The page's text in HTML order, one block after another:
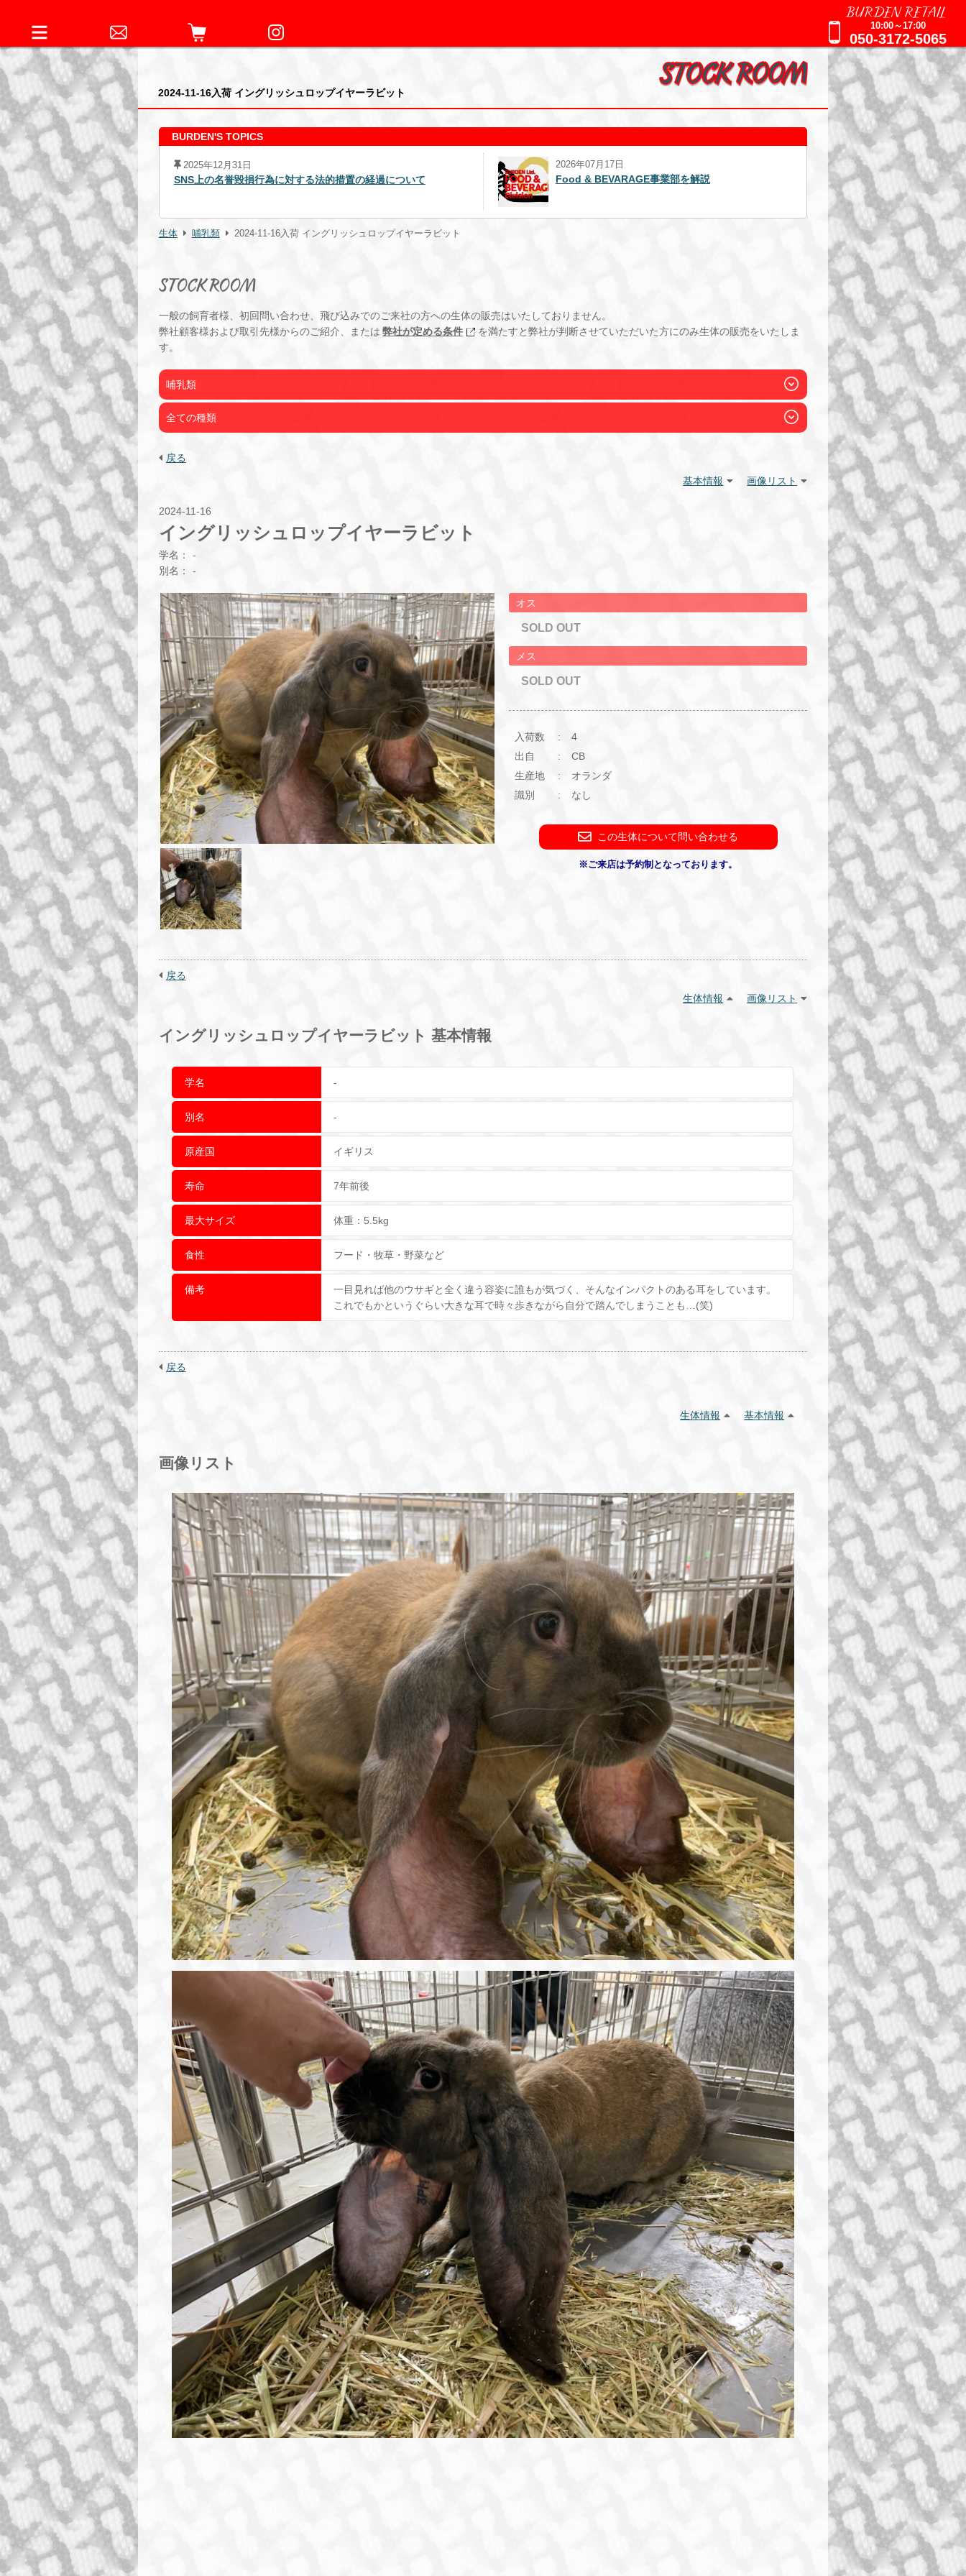
2024-11-16入荷 イングリッシュロップイヤーラビット
BURDEN RETAIL
10:00～17:00
050-3172-5065
BURDEN'S TOPICS
2025年12月31日
SNS上の名誉毀損行為に対する法的措置の経過について Food & BEVARAGE事業部を解説 週刊誌報道による追加のお知らせ
生体 哺乳類 2024-11-16入荷 イングリッシュロップイヤーラビット
STOCK ROOM
一般の飼育者様、初回問い合わせ、飛び込みでのご来社の方への生体の販売はいたしておりません。
弊社顧客様および取引先様からのご紹介、または 弊社が定める条件
を満たすと弊社が判断させていただいた方にのみ生体の販売をいたしま
す。
哺乳類
全ての種類
戻る
基本情報
画像リスト
2024-11-16
イングリッシュロップイヤーラビット
学名：
-
別名：
-
オス
SOLD OUT
メス
SOLD OUT
入荷数
4
出自
CB
生産地
オランダ
識別
なし
この生体について問い合わせる
※ご来店は予約制となっております。
戻る
生体情報
画像リスト
イングリッシュロップイヤーラビット 基本情報
学名 -
別名 -
原産国 イギリス
寿命 7年前後
最大サイズ 体重：5.5kg
食性 フード・牧草・野菜など
備考
一目見れば他のウサギと全く違う容姿に誰もが気づく、そんなインパクトのある耳をしています。
これでもかというぐらい大きな耳で時々歩きながら自分で踏んでしまうことも…(笑)
戻る
生体情報 基本情報
画像リスト